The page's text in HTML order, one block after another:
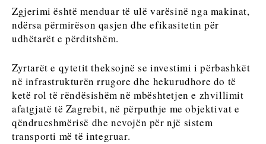
Discover
Ngjarjet
Kulturë
Sporti
Rreth nesh Na kontaktoni Reklamo Abonohu
Analizë
Lajme
Ngjarjet
Kulturë
Sporti
Zgjerimi është menduar të ulë varësinë nga makinat,
ndërsa përmirëson qasjen dhe efikasitetin për
udhëtarët e përditshëm.
Zyrtarët e qytetit theksojnë se investimi i përbashkët
në infrastrukturën rrugore dhe hekurudhore do të
ketë rol të rëndësishëm në mbështetjen e zhvillimit
afatgjatë të Zagrebit, në përputhje me objektivat e
qëndrueshmërisë dhe nevojën për një sistem
transporti më të integruar.